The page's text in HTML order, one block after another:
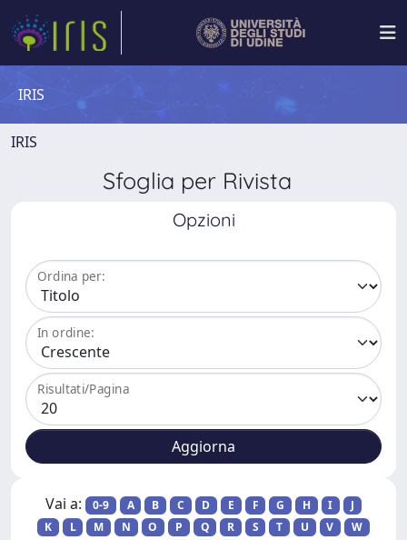
IRIS
IRIS
Sfoglia per Rivista
Opzioni
Ordina per:
In ordine:
Risultati/Pagina
Vai a: 0-9 A B C D E F G H I
J
K
L M N O P Q R S T U V
W